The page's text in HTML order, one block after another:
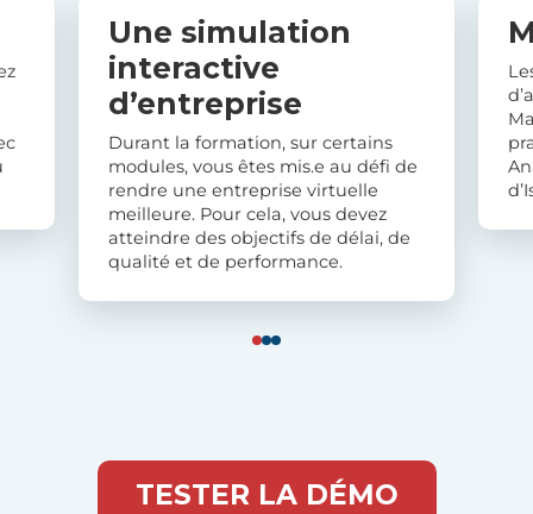
Une simulation
interactive
d’entreprise
Durant la formation, sur certains
modules, vous êtes mis.e au défi de
rendre une entreprise virtuelle
meilleure. Pour cela, vous devez
atteindre des objectifs de délai, de
qualité et de performance.
TESTER LA DÉMO